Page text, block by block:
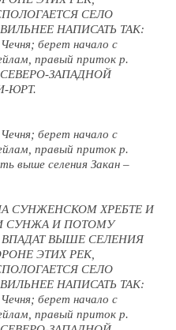
СЕЛО
НАПИСАТЬ ТАК:
берет начало с
правый приток р.
СЕВЕРО-ЗАПАДНОЙ
ЮРТ.
берет начало с
правый приток р.
выше селения Закан –
СУНЖЕНСКОМ ХРЕБТЕ И
СУНЖА И ПОТОМУ
ВЫШЕ СЕЛЕНИЯ
ЭТИХ РЕК,
СЕЛО
НАПИСАТЬ ТАК:
берет начало с
правый приток р.